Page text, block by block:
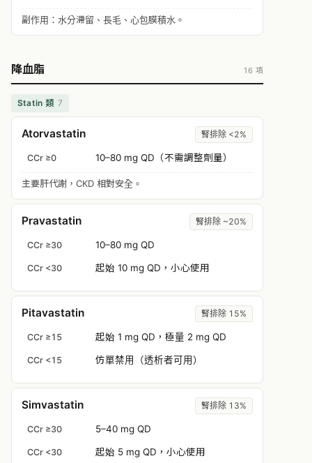
副作用：水分滯留、長毛、心包膜積水。
降血脂 16 項
Statin 類 7
Atorvastatin 腎排除 <2%
CCr ≥0 10–80 mg QD（不需調整劑量）
主要肝代謝，CKD 相對安全。
Pravastatin 腎排除 ~20%
CCr ≥30 10–80 mg QD
CCr <30 起始 10 mg QD，小心使用
Pitavastatin 腎排除 15%
CCr ≥15 起始 1 mg QD，極量 2 mg QD
CCr <15 仿單禁用（透析者可用）
Simvastatin 腎排除 13%
CCr ≥30 5–40 mg QD
CCr <30 起始 5 mg QD，小心使用